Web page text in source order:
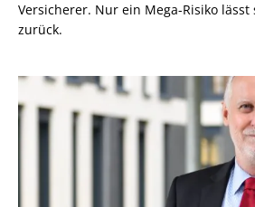
Versicherer. Nur ein Mega-Risiko lässt
zurück.